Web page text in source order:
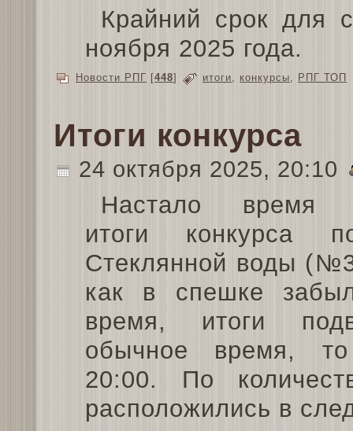
Крайний срок для
ноября 2025 года.
Новости РПГ [448] итоги, конкурсы, РПГ ТОП
Итоги конкурса
24 октября 2025, 20:10
Настало время
итоги конкурса
Стеклянной воды
как в спешке
время, итоги
обычное время,
20:00. По
расположились в